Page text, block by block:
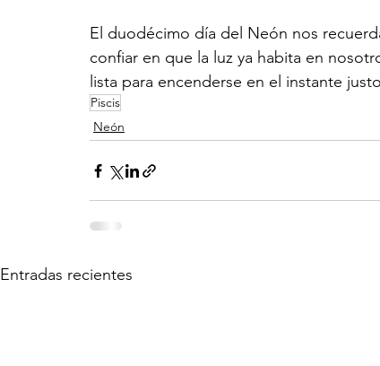
El duodécimo día del Neón nos
confiar en que la luz ya habita en
lista para encenderse en el instante
Piscis
Neón
Entradas recientes